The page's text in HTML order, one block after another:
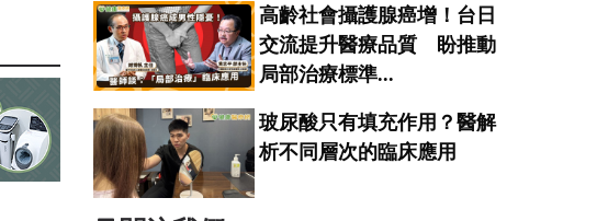
高齡社會攝護腺癌增！台日
交流提升醫療品質 盼推動
局部治療標準...
玻尿酸只有填充作用？醫解
析不同層次的臨床應用